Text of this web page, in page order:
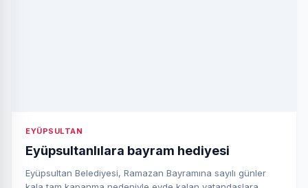
EYÜPSULTAN
Eyüpsultanlılara bayram hediyesi
Eyüpsultan Belediyesi, Ramazan Bayramına sayılı günler